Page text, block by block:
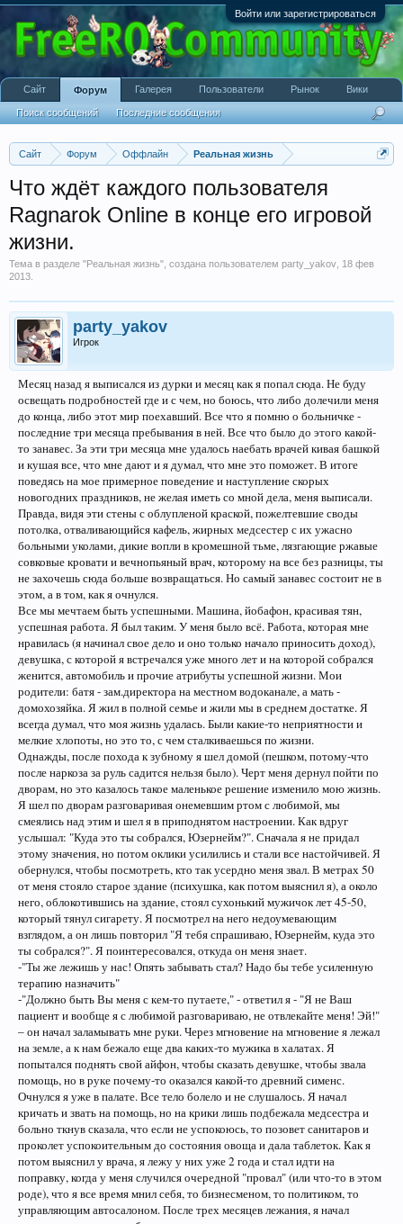
Войти или зарегистрироваться
Сайт Форум Оффлайн Реальная жизнь
Что ждёт каждого пользователя
Ragnarok Online в конце его игровой
жизни.
Тема в разделе "Реальная жизнь", создана пользователем party_yakov 18 фев
2013
party_yakov
Игрок
Месяц назад я выписался из дурки и месяц как я попал сюда. Не буду
освещать подробностей где и с чем, но боюсь, что либо долечили меня
до конца, либо этот мир поехавший. Все что я помню о больничке -
последние три месяца пребывания в ней. Все что было до этого какой-
то занавес. За эти три месяца мне удалось наебать врачей кивая башкой
и кушая все, что мне дают и я думал, что мне это поможет. В итоге
поведясь на мое примерное поведение и наступление скорых
новогодних праздников, не желая иметь со мной дела, меня выписали.
Правда, видя эти стены с облупленой краской, пожелтевшие своды
потолка, отваливающийся кафель, жирных медсестер с их ужасно
больными уколами, дикие вопли в кромешной тьме, лязгающие ржавые
совковые кровати и вечнопьяный врач, которому на все без разницы, ты
не захочешь сюда больше возвращаться. Но самый занавес состоит не в
этом, а в том, как я очнулся.
Все мы мечтаем быть успешными. Машина, йобафон, красивая тян,
успешная работа. Я был таким. У меня было всё. Работа, которая мне
нравилась (я начинал свое дело и оно только начало приносить доход),
девушка, с которой я встречался уже много лет и на которой собрался
женится, автомобиль и прочие атрибуты успешной жизни. Мои
родители: батя - зам.директора на местном водоканале, а мать -
домохозяйка. Я жил в полной семье и жили мы в среднем достатке. Я
всегда думал, что моя жизнь удалась. Были какие-то неприятности и
мелкие хлопоты, но это то, с чем сталкиваешься по жизни.
Однажды, после похода к зубному я шел домой (пешком, потому-что
после наркоза за руль садится нельзя было). Черт меня дернул пойти по
дворам, но это казалось такое маленькое решение изменило мою жизнь.
Я шел по дворам разговаривая онемевшим ртом с любимой, мы
смеялись над этим и шел я в приподнятом настроении. Как вдруг
услышал: "Куда это ты собрался, Юзернейм?". Сначала я не придал
этому значения, но потом оклики усилились и стали все настойчивей. Я
обернулся, чтобы посмотреть, кто так усердно меня звал. В метрах 50
от меня стояло старое здание (психушка, как потом выяснил я), а около
него, облокотившись на здание, стоял сухонький мужичок лет 45-50,
который тянул сигарету. Я посмотрел на него недоумевающим
взглядом, а он лишь повторил "Я тебя спрашиваю, Юзернейм, куда это
ты собрался?". Я поинтересовался, откуда он меня знает.
-"Ты же лежишь у нас! Опять забывать стал? Надо бы тебе усиленную
терапию назначить"
-"Должно быть Вы меня с кем-то путаете," - ответил я - "Я не Ваш
пациент и вообще я с любимой разговариваю, не отвлекайте меня! Эй!"
– он начал заламывать мне руки. Через мгновение на мгновение я лежал
на земле, а к нам бежало еще два каких-то мужика в халатах. Я
попытался поднять свой айфон, чтобы сказать девушке, чтобы звала
помощь, но в руке почему-то оказался какой-то древний сименс.
Очнулся я уже в палате. Все тело болело и не слушалось. Я начал
кричать и звать на помощь, но на крики лишь подбежала медсестра и
больно ткнув сказала, что если не успокоюсь, то позовет санитаров и
проколет успокоительным до состояния овоща и дала таблеток. Как я
потом выяснил у врача, я лежу у них уже 2 года и стал идти на
поправку, когда у меня случился очередной "провал" (или что-то в этом
роде), что я все время мнил себя, то бизнесменом, то политиком, то
управляющим автосалоном. После трех месяцев лежания, я начал
Сайт Форум
Поиск сообщений Последние сообщения
Галерея Пользователи Рынок Вики